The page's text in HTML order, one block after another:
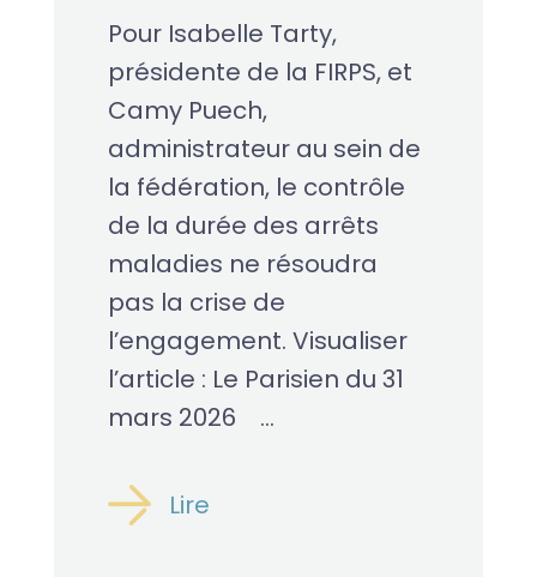
Pour Isabelle Tarty,
présidente de la FIRPS, et
Camy Puech,
administrateur au sein de
la fédération, le contrôle
de la durée des arrêts
maladies ne résoudra
pas la crise de
l’engagement. Visualiser
l’article : Le Parisien du 31
mars 2026 ...
Lire